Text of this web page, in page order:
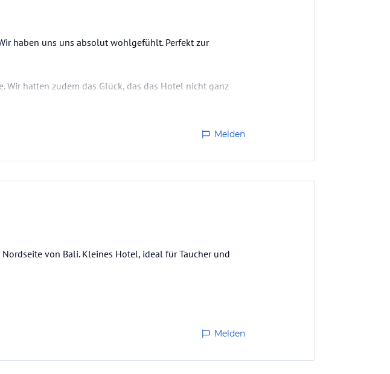
Fall wieder😎
haben uns uns absolut wohlgefühlt. Perfekt zur
hatten zudem das Glück, das das Hotel nicht ganz
Melden
von Bali. Kleines Hotel, ideal für Taucher und
Melden